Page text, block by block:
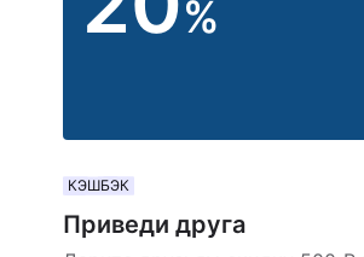
%
КЭШБЭК
Приведи друга